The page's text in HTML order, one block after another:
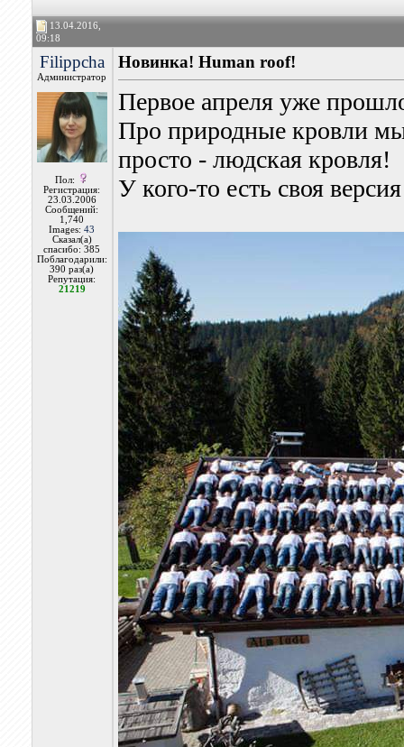
13.04.2016,
09:18
Filippcha
Администратор
Пол:
Регистрация:
23.03.2006
Сообщений:
1,740
Images:43
Сказал(а)
спасибо: 385
Поблагодарили:
390 раз(а)
Репутация:
21219
Новинка! Нuman roof!
Первое апреля уже
Про природные кровли
просто - людская кровля!
У кого-то есть своя